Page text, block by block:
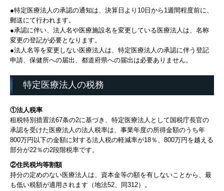
●特定医療法人の承認の通知は、決算日より10日から1週間程度前に、
郵送にて行われます。
●承認に伴い、法人名や医療施設名を変更している医療法人は、名称
変更の登記が必要となります。
●法人名等を変更しない医療法人は、特定医療法人の承認に伴う登記
申請、保健所への届出、都道府県への届出は必要ありません。
特定医療法人の税務
①法人税率
租税特別措置法67条の2に基づき、特定医療法人として国税庁長官の
承認を受けた医療法人の法人税率は、事業年度の所得金額のうち年
800万円以下の金額に対する法人税の軽減率が18％、800万円を越える
部分が22％の2段階税率です。
②住民税均等割額
持分の定めのない医療法人は、資本金等の額を有しないことから、最
も低い税額が適用されます（地法52、同312）。